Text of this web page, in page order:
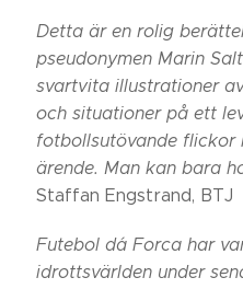
Detta är en rolig
pseudonymen Marin
svartvita illustrationer
och situationer på ett
fotbollsutövande flickor
ärende. Man kan bara
Staffan Engstrand, BTJ
Futebol dá Forca har
idrottsvärlden under